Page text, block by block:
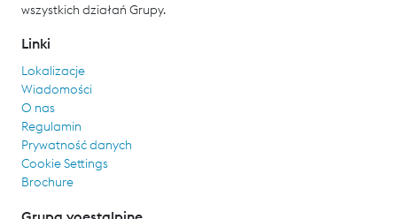
wszystkich działań Grupy.
Linki
Lokalizacje
Wiadomości
O nas
Regulamin
Prywatność danych
Cookie Settings
Brochure